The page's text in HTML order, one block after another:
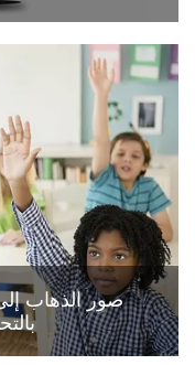
صور الذهاب